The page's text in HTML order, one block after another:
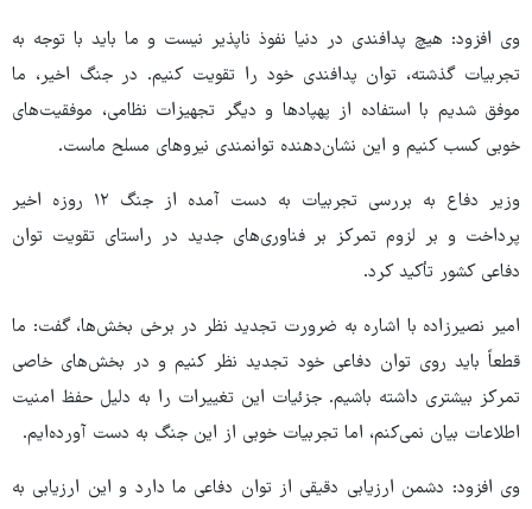
وی افزود: هیچ پدافندی در دنیا نفوذ ناپذیر نیست و ما باید با توجه به
تجربیات گذشته، توان پدافندی خود را تقویت کنیم. در جنگ اخیر، ما
موفق شدیم با استفاده از پهپادها و دیگر تجهیزات نظامی، موفقیت‌های
خوبی کسب کنیم و این نشان‌دهنده توانمندی نیروهای مسلح ماست.
وزیر دفاع به بررسی تجربیات به دست آمده از جنگ ۱۲ روزه اخیر
پرداخت و بر لزوم تمرکز بر فناوری‌های جدید در راستای تقویت توان
دفاعی کشور تأکید کرد.
امیر نصیرزاده با اشاره به ضرورت تجدید نظر در برخی بخش‌ها، گفت: ما
قطعاً باید روی توان دفاعی خود تجدید نظر کنیم و در بخش‌های خاصی
تمرکز بیشتری داشته باشیم. جزئیات این تغییرات را به دلیل حفظ امنیت
اطلاعات بیان نمی‌کنم، اما تجربیات خوبی از این جنگ به دست آورده‌ایم.
وی افزود: دشمن ارزیابی دقیقی از توان دفاعی ما دارد و این ارزیابی به